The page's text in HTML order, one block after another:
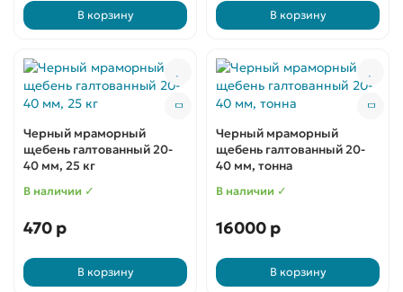
В корзину В корзину
Черный мраморный
щебень галтованный 20-
40 мм, 25 кг
В наличии ✓
470 р
В корзину
Черный мраморный
щебень галтованный 20-
40 мм, тонна
В наличии ✓
16000 р
В корзину